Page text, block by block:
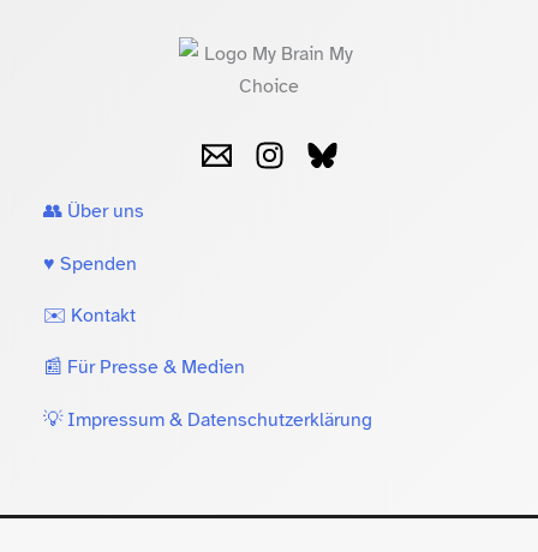
👥 Über uns
♥️ Spenden
✉️ Kontakt
📰 Für Presse & Medien
💡 Impressum & Datenschutzerklärung